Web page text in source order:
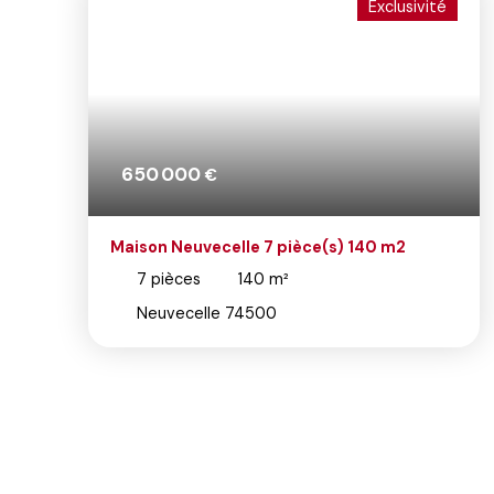
650 000€
Exclusivité
Maison Neuvecelle 7 pièce(s) 140 m2
7 pièces 140 m²
Neuvecelle 74500